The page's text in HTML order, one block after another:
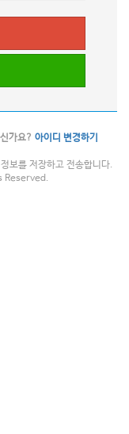
가요? 아이디 변경하기
보를 저장하고 전송합니다.